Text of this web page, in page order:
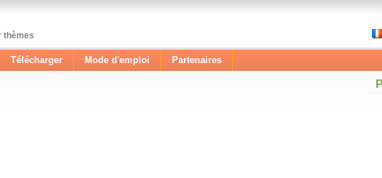
thèmes
Télécharger Mode d'emploi Partenaires